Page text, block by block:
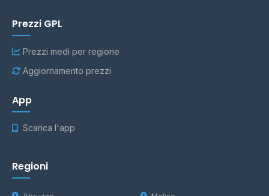
Prezzi GPL
Prezzi medi per regione
Aggiornamento prezzi
App
Scarica l'app
Regioni